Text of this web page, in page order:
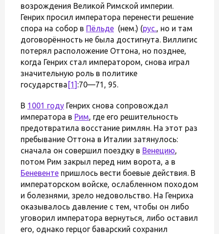
возрождения Великой Римской империи.
Генрих просил императора перенести решение
спора на собор в Пёльде (нем.) (рус., но и там
договорённость не была достигнута. Виллигис
потерял расположение Оттона, но позднее,
когда Генрих стал императором, снова играл
значительную роль в политике
государства [1] :70—71, 95.
В 1001 году Генрих снова сопровождал
императора в Рим, где его решительность
предотвратила восстание римлян. На этот раз
пребывание Оттона в Италии затянулось:
сначала он совершил поездку в Венецию,
потом Рим закрыл перед ним ворота, а в
Беневенте пришлось вести боевые действия. В
императорском войске, ослабленном походом
и болезнями, зрело недовольство. На Генриха
оказывалось давление с тем, чтобы он либо
уговорил императора вернуться, либо оставил
его, однако герцог баварский сохранил